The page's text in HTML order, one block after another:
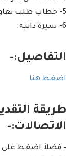
5- خطاب طلب تعاون صادر من الجامعة.
6- سيرة ذاتية.
التفاصيل:-
اضغط هنا
طريقة
الاتصالات:-
– فضلاَ اضغط على